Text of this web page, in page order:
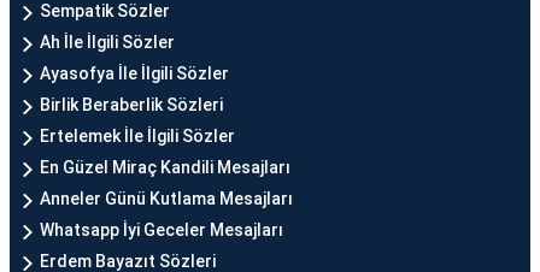
Sempatik Sözler
Ah İle İlgili Sözler
Ayasofya İle İlgili Sözler
Birlik Beraberlik Sözleri
Ertelemek İle İlgili Sözler
En Güzel Miraç Kandili Mesajları
Anneler Günü Kutlama Mesajları
Whatsapp İyi Geceler Mesajları
Erdem Bayazıt Sözleri